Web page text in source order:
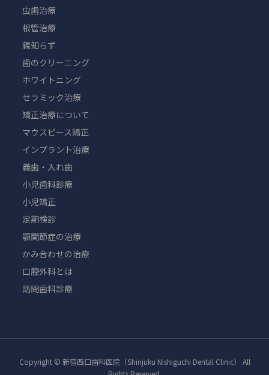
虫歯治療
根管治療
親知らず
歯のクリーニング
ホワイトニング
セラミック治療
矯正治療について
マウスピース矯正
インプラント治療
義歯・入れ歯
小児歯科診療
小児矯正
定期検診
顎関節症の治療
かみ合わせの治療
口腔外科とは
訪問歯科診療
Copyright © 新宿西口歯科医院（Shinjuku Nishiguchi Dental Clinic） All